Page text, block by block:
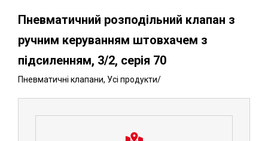
Пневматичний розподільний клапан з
ручним керуванням штовхачем з
підсиленням, 3/2, серія 70
Пневматичні клапани, Усі продукти/